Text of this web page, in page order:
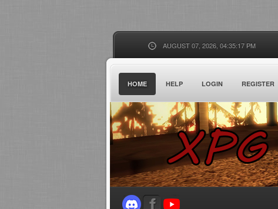
AUGUST 07, 2026, 04:35:17 PM
HOME HELP LOGIN REGISTER